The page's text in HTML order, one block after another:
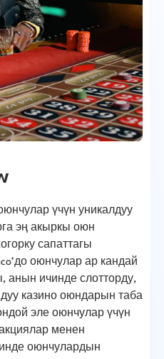
үчүн уникалдуу
эң акыркы оюн
сапаттагы
оюнчулар ар кандай
анын ичинде слотторду,
казино оюндарын таба
эле оюнчулар үчүн
менен
оюнчулардын